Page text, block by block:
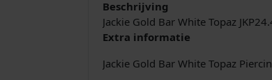
Beschrijving
Jackie Gold Bar White Topaz
Extra informatie
Jackie Gold Bar White Topaz